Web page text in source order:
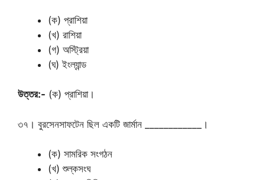
(ক) প্রাশিয়া
(খ) রাশিয়া
(গ) অস্ট্রিয়া
(ঘ) ইংল্যান্ড
উত্তর:- (ক) প্রাশিয়া।
৩৭। বুরসেনসাফটেন ছিল একটি জার্মান ____________।
(ক) সামরিক সংগঠন
(খ) শুল্কসংঘ